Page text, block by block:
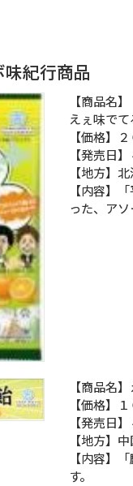
紀行商品
【商品名】
えぇ味で
【価格】
【発売日
【地方】
【内容】
った、アソ
【商品名
【価格】
【発売日
【地方】
【内容】
す。